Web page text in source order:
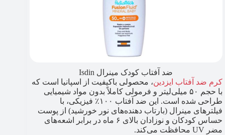
ضد آفتاب کودک مینرال Isdin
کرم ضد آفتاب ایزدین، محصولی باکیفیت از اسپانیا است که
با حجم ۵۰ میلی‌لیتر و فرمولی کاملاً بدون مواد شیمیایی
طراحی شده است. این ضد آفتاب ۱۰۰٪ فیزیکی، با
فیلترهای مینرال (بارتاب دهنده‌های نور خورشید) از پوست
حساس کودکان و نوزادان بالای ۶ ماه در برابر اشعه‌های
مضر UV محافظت می‌کند.